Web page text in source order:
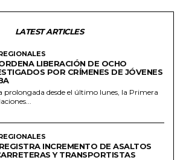
LATEST ARTICLES
LIBERACIÓN DE OCHO
POR CRÍMENES DE JÓVENES
prolongada desde el último lunes, la Primera
INCREMENTO DE ASALTOS
Y TRANSPORTISTAS